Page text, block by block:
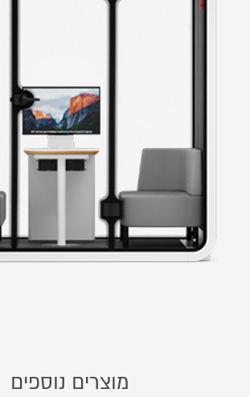
מוצרים נוספים